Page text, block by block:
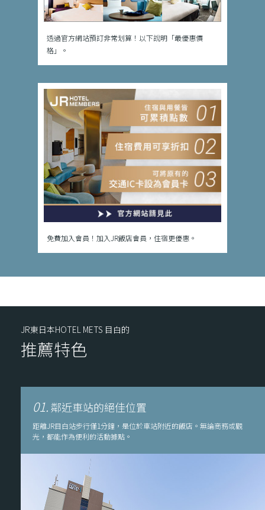
透過官方網站預訂非常划算！以下說明「最優惠價
格」。
免費加入會員！加入JR飯店會員，住宿更優惠。
JR東日本HOTEL METS 目白的
推薦特色
01.鄰近車站的絕佳位置
距離JR目白站步行僅1分鐘，是位於車站附近的飯店。無論商務或觀
光，都能作為便利的活動據點。